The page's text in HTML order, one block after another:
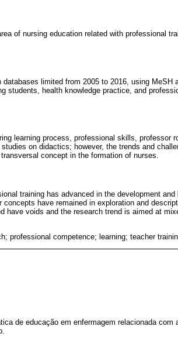
of nursing education related with professional
limited from 2005 to 2016, using MeSH
students, health knowledge practice, and
learning process, professional skills, professor
on didactics; however, the trends and
concept in the formation of nurses.
training has advanced in the development
have remained in exploration and
voids and the research trend is aimed at
professional competence; learning; teacher
de educação em enfermagem relacionada com